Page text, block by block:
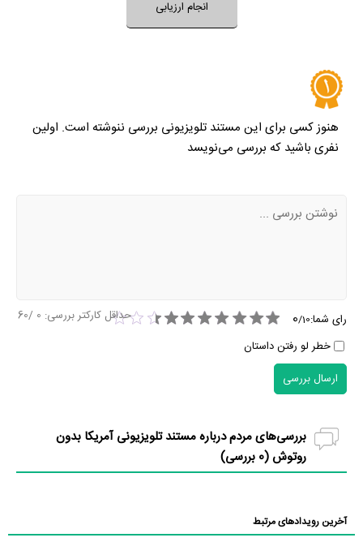
انجام ارزیابی
هنوز کسی برای این مستند تلویزیونی بررسی ننوشته است. اولین
نفری باشید که بررسی می‌نویسد
رای شما: 0/10
خطر لو رفتن داستان
حداقل کارکتر بررسی: 0
/60
ارسال بررسی
بررسی‌های مردم درباره مستند تلویزیونی آمریکا بدون
روتوش (0 بررسی)
آخرین رویدادهای مرتبط